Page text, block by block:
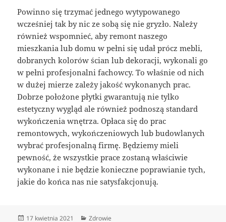
Powinno się trzymać jednego wytypowanego
wcześniej tak by nic ze sobą się nie gryzło. Należy
również wspomnieć, aby remont naszego
mieszkania lub domu w pełni się udał prócz mebli,
dobranych kolorów ścian lub dekoracji, wykonali go
w pełni profesjonalni fachowcy. To właśnie od nich
w dużej mierze zależy jakość wykonanych prac.
Dobrze położone płytki gwarantują nie tylko
estetyczny wygląd ale również podnoszą standard
wykończenia wnętrza. Opłaca się do prac
remontowych, wykończeniowych lub budowlanych
wybrać profesjonalną firmę. Będziemy mieli
pewność, że wszystkie prace zostaną właściwie
wykonane i nie będzie konieczne poprawianie tych,
jakie do końca nas nie satysfakcjonują.
Data
17 kwietnia 2021 Kategorie
Zdrowie